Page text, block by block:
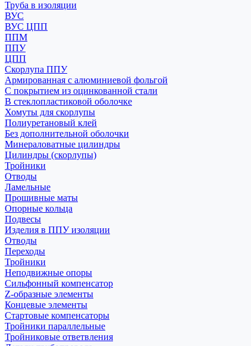
Труба в изоляции
ВУС
ВУС ЦПП
ППМ
ППУ
ЦПП
Скорлупа ППУ
Армированная с алюминиевой фольгой
С покрытием из оцинкованной стали
В стеклопластиковой оболочке
Хомуты для скорлупы
Полиуретановый клей
Без дополнительной оболочки
Минераловатные цилиндры
Цилиндры (скорлупы)
Тройники
Отводы
Ламельные
Прошивные маты
Опорные кольца
Подвесы
Изделия в ППУ изоляции
Отводы
Переходы
Тройники
Неподвижные опоры
Cильфонный компенсатор
Z-образные элементы
Концевые элементы
Стартовые компенсаторы
Тройники параллельные
Тройниковые ответвления